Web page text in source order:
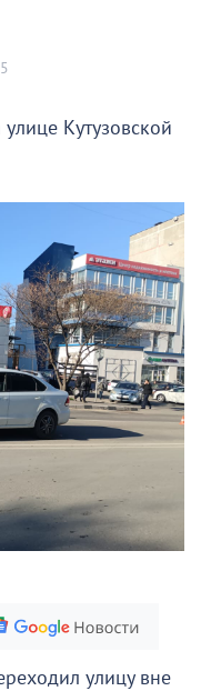
Кутузовской
улицу вне